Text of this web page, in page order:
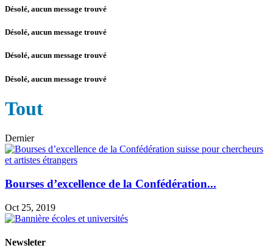
Désolé, aucun message trouvé
Désolé, aucun message trouvé
Désolé, aucun message trouvé
Désolé, aucun message trouvé
Tout
Dernier
Bourses d’excellence de la Confédération...
Oct 25, 2019
Newsleter